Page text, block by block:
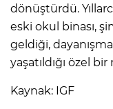
dönüştürdü.
eski okul binası,
geldiği,
yaşatıldığı özel
Kaynak: IGF